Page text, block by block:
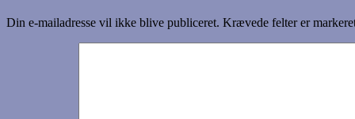
Din e-mailadresse vil ikke blive publiceret. Krævede felter er